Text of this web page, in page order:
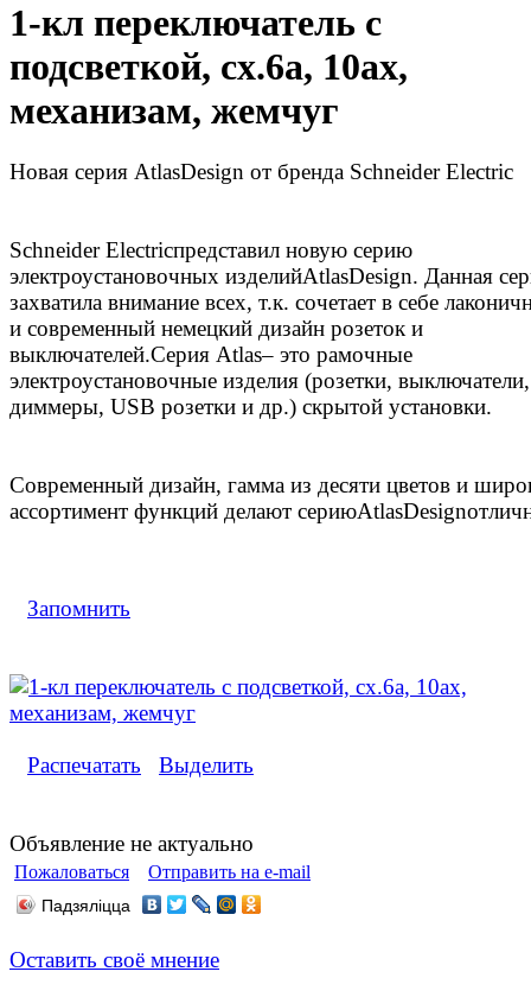
1-кл переключатель с
подсветкой, сх.6а, 10ах,
механизам, жемчуг
Новая серия AtlasDesign от бренда Schneider Electric
Schneider Electricпредставил новую серию
электроустановочных изделийAtlasDesign. Данная
захватила внимание всех, т.к. сочетает в себе
и современный немецкий дизайн розеток и
выключателей.Серия Atlas– это рамочные
электроустановочные изделия (розетки, выключатели,
диммеры, USB розетки и др.) скрытой установки.
Современный дизайн, гамма из десяти цветов и
ассортимент функций делают
Запомнить
Распечатать Выделить
Объявление не актуально
Пожаловаться Отправить на e-mail
Падзяліцца
Оставить своё мнение